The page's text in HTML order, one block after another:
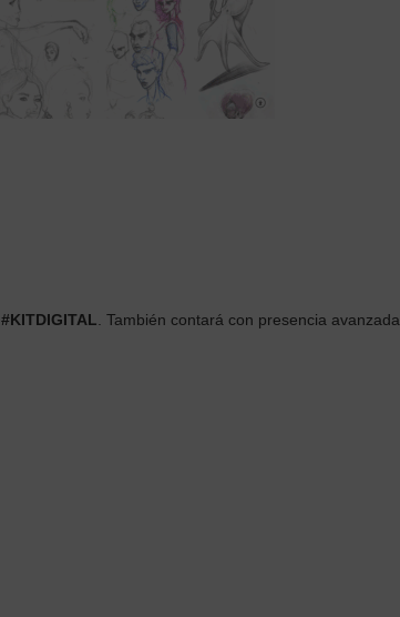
#KITDIGITAL . También contará con presencia avanzada.